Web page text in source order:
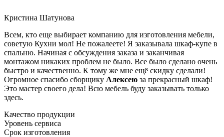
Кристина Шатунова
Всем, кто еще выбирает компанию для изготовления мебели,
советую Кухни мол! Не пожалеете! Я заказывала шкаф-купе в
спальню. Начиная с обсуждения заказа и заканчивая
монтажом никаких проблем не было. Все было сделано очень
быстро и качественно. К тому же мне ещё скидку сделали!
Огромное спасибо сборщику Алексею за прекрасный шкаф!
Это мастер своего дела! Всю мебель буду заказывать только
здесь.
Качество продукции
Уровень сервиса
Срок изготовления